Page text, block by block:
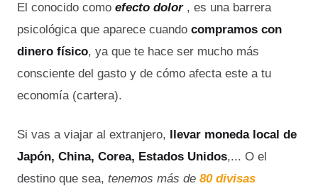
El conocido como efecto dolor, es una barrera
psicológica que aparece cuando compramos con
dinero físico, ya que te hace ser mucho más
consciente del gasto y de cómo afecta este a tu
economía (cartera).
Si vas a viajar al extranjero, llevar moneda local de
Japón, China, Corea, Estados Unidos,... O el
destino que sea, tenemos más de 80 divisas